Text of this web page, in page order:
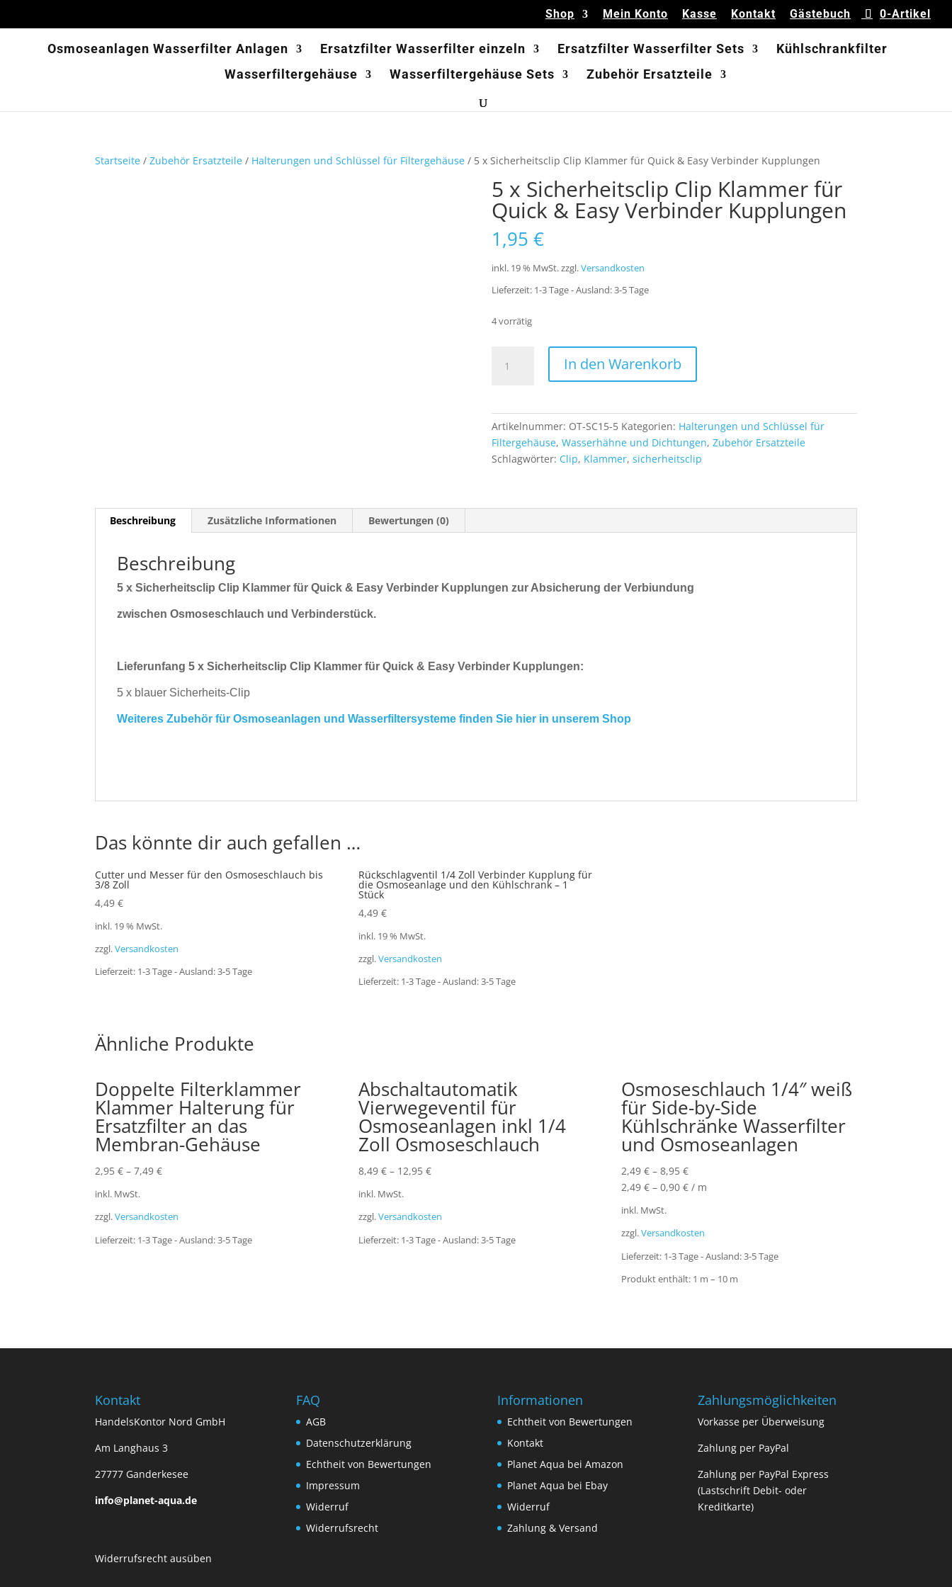
Shop Mein Konto Kasse Kontakt Gästebuch 0-Artikel
Osmoseanlagen Wasserfilter Anlagen Ersatzfilter Wasserfilter einzeln Ersatzfilter Wasserfilter Sets
Kühlschrankfilter
Wasserfiltergehäuse
Wasserfiltergehäuse Sets Zubehör Ersatzteile
Startseite /Zubehör Ersatzteile / Halterungen und Schlüssel für Filtergehäuse / 5 x Sicherheitsclip Clip Klammer für Quick & Easy Verbinder Kupplungen
5 x Sicherheitsclip Clip Klammer für
Quick & Easy Verbinder Kupplungen
1,95 €
inkl. 19 % MwSt. zzgl.Versandkosten
Lieferzeit: 1-3 Tage - Ausland: 3-5 Tage
4 vorrätig
Sicherheitsclip
Quick
Menge
In den Warenkorb
Artikelnummer: OT-SC15-5 Kategorien: Halterungen und Schlüssel für
Filtergehäuse, Wasserhähne und Dichtungen, Zubehör Ersatzteile
Schlagwörter: Clip, Klammer, sicherheitsclip
Beschreibung Zusätzliche Informationen Bewertungen (0)
Beschreibung
5 x Sicherheitsclip Clip Klammer für Quick & Easy Verbinder Kupplungen zur Absicherung der Verbiundung
zwischen Osmoseschlauch und Verbinderstück.
Lieferunfang 5 x Sicherheitsclip Clip Klammer für Quick & Easy Verbinder Kupplungen:
5 x blauer Sicherheits-Clip
Weiteres Zubehör für Osmoseanlagen und Wasserfiltersysteme finden Sie hier in unserem Shop
Das könnte dir auch gefallen …
Cutter und Messer für den Osmoseschlauch bis
3/8 Zoll
4,49€
inkl. 19 % MwSt.
zzgl.Versandkosten
Lieferzeit: 1-3 Tage - Ausland: 3-5 Tage
Rückschlagventil 1/4 Zoll Verbinder Kupplung für
die Osmoseanlage und den Kühlschrank – 1
Stück
4,49 €
inkl. 19 % MwSt.
zzgl.Versandkosten
Lieferzeit: 1-3 Tage - Ausland: 3-5 Tage
Ähnliche Produkte
Doppelte Filterklammer
Klammer Halterung für
Ersatzfilter an das
Membran-Gehäuse
2,95€ –7,49€
inkl. MwSt.
zzgl.Versandkosten
Lieferzeit: 1-3 Tage - Ausland: 3-5 Tage
Abschaltautomatik
Vierwegeventil für
Osmoseanlagen inkl 1/4
Zoll Osmoseschlauch
8,49 €– 12,95 €
inkl. MwSt.
zzgl.Versandkosten
Lieferzeit: 1-3 Tage - Ausland: 3-5 Tage
Osmoseschlauch 1/4″ weiß
für Side-by-Side
Kühlschränke Wasserfilter
und Osmoseanlagen
2,49€ –8,95€
2,49€ –0,90€ / m
inkl. MwSt.
zzgl.Versandkosten
Lieferzeit: 1-3 Tage - Ausland: 3-5 Tage
Produkt enthält: 1 m – 10 m
Kontakt
HandelsKontor Nord GmbH
Am Langhaus 3
27777 Ganderkesee
info@planet-aqua.de
Widerrufsrecht ausüben
FAQ
AGB
Datenschutzerklärung
Echtheit von Bewertungen
Impressum
Widerruf
Widerrufsrecht
Informationen
Echtheit von Bewertungen
Kontakt
Planet Aqua bei Amazon
Planet Aqua bei Ebay
Widerruf
Zahlung & Versand
Zahlungsmöglichkeiten
Vorkasse per Überweisung
Zahlung per PayPal
Zahlung per PayPal Express
(Lastschrift Debit- oder
Kreditkarte)